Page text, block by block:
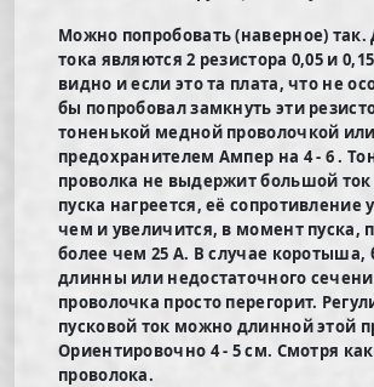
Можно попробовать (наверное)
тока являются 2 резистора 0,05 и
видно и если это та плата, что не
бы попробовал замкнуть эти
тоненькой медной проволочкой или
предохранителем Ампер на 4 - 6 .
проволка не выдержит большой
пуска нагреется, её сопротивление
чем и увеличится, в момент пуска,
более чем 25 А. В случае
длинны или недостаточного
проволочка просто перегорит.
пусковой ток можно длинной этой
Ориентировочно 4 - 5 см. Смотря
проволока.